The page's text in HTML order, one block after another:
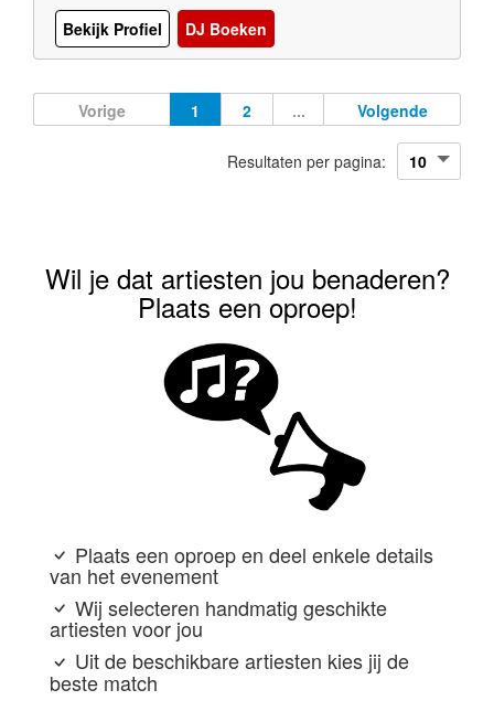
Bekijk Profiel
DJ Boeken
Vorige 1 2 ... Volgende
Resultaten per pagina:
Wil je dat artiesten jou benaderen?
Plaats een oproep!
Plaats een oproep en deel enkele details
van het evenement
Wij selecteren handmatig geschikte
artiesten voor jou
Uit de beschikbare artiesten kies jij de
beste match